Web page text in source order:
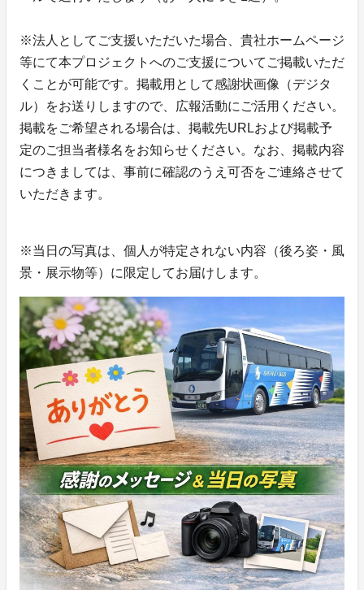
※法人としてご支援いただいた場合、貴社ホームページ
等にて本プロジェクトへのご支援についてご掲載いただ
くことが可能です。掲載用として感謝状画像（デジタ
ル）をお送りしますので、広報活動にご活用ください。
掲載をご希望される場合は、掲載先URLおよび掲載予
定のご担当者様名をお知らせください。なお、掲載内容
につきましては、事前に確認のうえ可否をご連絡させて
いただきます。
※当日の写真は、個人が特定されない内容（後ろ姿・風
景・展示物等）に限定してお届けします。